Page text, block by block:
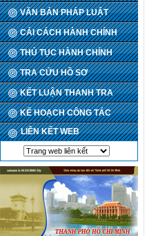
VĂN BẢN PHÁP LUẬT
CẢI CÁCH HÀNH CHÍNH
THỦ TỤC HÀNH CHÍNH
TRA CỨU HỒ SƠ
KẾT LUẬN THANH TRA
KẾ HOẠCH CÔNG TÁC
LIÊN KẾT WEB